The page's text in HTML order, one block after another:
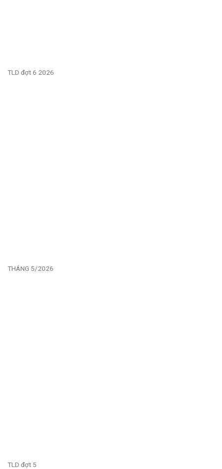
TLD đợt 6 2026
THÁNG 5/2026
TLD đợt 5